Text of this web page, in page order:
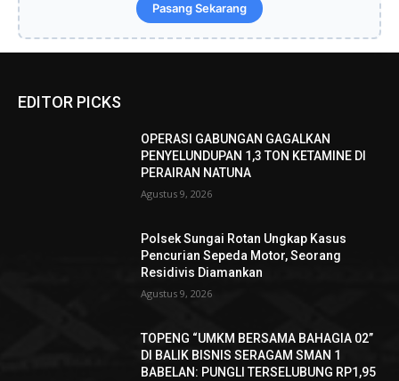
Pasang Sekarang
EDITOR PICKS
OPERASI GABUNGAN GAGALKAN
PENYELUNDUPAN 1,3 TON KETAMINE DI
PERAIRAN NATUNA
Agustus 9, 2026
Polsek Sungai Rotan Ungkap Kasus
Pencurian Sepeda Motor, Seorang
Residivis Diamankan
Agustus 9, 2026
TOPENG “UMKM BERSAMA BAHAGIA 02”
DI BALIK BISNIS SERAGAM SMAN 1
BABELAN: PUNGLI TERSELUBUNG RP1,95